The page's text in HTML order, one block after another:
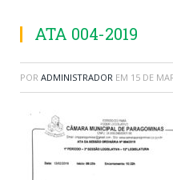
ATA 004-2019
POR ADMINISTRADOR EM 15 DE